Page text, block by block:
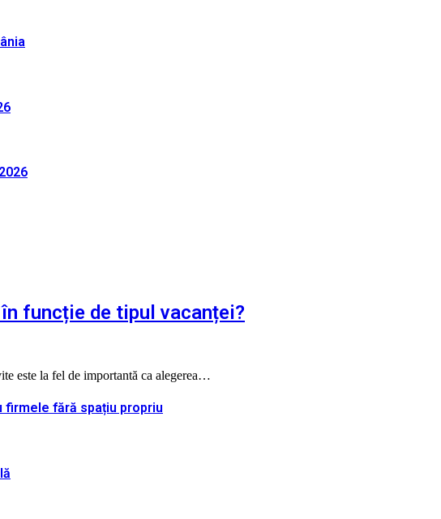
funcție de tipul vacanței?
este la fel de importantă ca alegerea…
firmele fără spațiu propriu